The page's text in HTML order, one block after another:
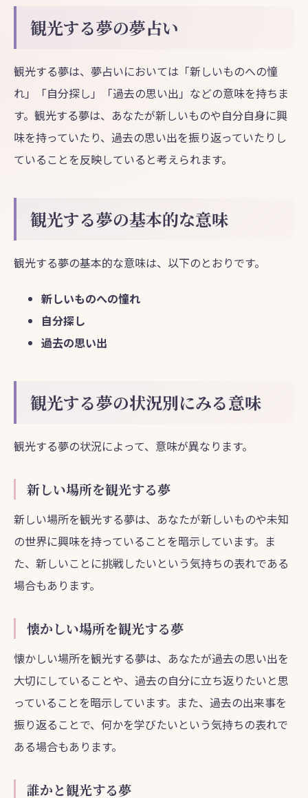
観光する夢の夢占い
観光する夢は、夢占いにおいては「新しいものへの憧
れ」「自分探し」「過去の思い出」などの意味を持ちま
す。観光する夢は、あなたが新しいものや自分自身に興
味を持っていたり、過去の思い出を振り返っていたりし
ていることを反映していると考えられます。
観光する夢の基本的な意味
観光する夢の基本的な意味は、以下のとおりです。
新しいものへの憧れ
自分探し
過去の思い出
観光する夢の状況別にみる意味
観光する夢の状況によって、意味が異なります。
新しい場所を観光する夢
新しい場所を観光する夢は、あなたが新しいものや未知
の世界に興味を持っていることを暗示しています。ま
た、新しいことに挑戦したいという気持ちの表れである
場合もあります。
懐かしい場所を観光する夢
懐かしい場所を観光する夢は、あなたが過去の思い出を
大切にしていることや、過去の自分に立ち返りたいと思
っていることを暗示しています。また、過去の出来事を
振り返ることで、何かを学びたいという気持ちの表れで
ある場合もあります。
誰かと観光する夢